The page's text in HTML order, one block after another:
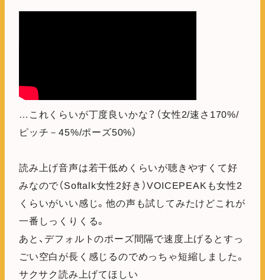
…これくらいが丁度良いかな？（女性2/速さ170%/
ピッチ－45%/ポーズ50%）
読み上げ音声は若干低めくらいが聴きやすくて好
みなので（Softalk女性2好き）VOICEPEAKも女性2
くらいがいい感じ。他の声も試してみたけどこれが
一番しっくりくる。
あと、デフォルトのポーズ間隔で速度上げるとすっ
ごい空白が長く感じるのでめっちゃ短縮しました。
サクサク読み上げてほしい